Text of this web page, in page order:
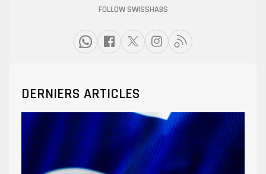
FOLLOW SWISSHABS
DERNIERS ARTICLES